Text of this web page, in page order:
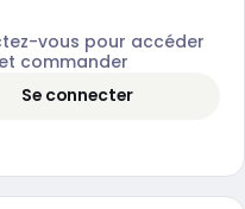
vous pour accéder
commander
Se connecter